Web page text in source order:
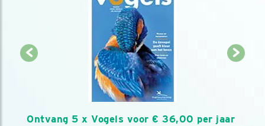
Ontvang 5 x Vogels voor € 36,00 per jaar